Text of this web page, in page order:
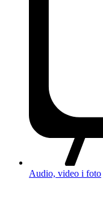
Audio, video i foto